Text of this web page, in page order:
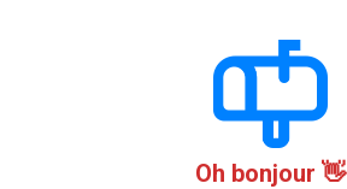
Oh bonjour 👋